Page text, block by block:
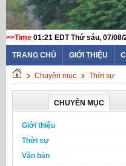
>>Time 01:21 EDT Thứ sáu, 07/08/
TRANG CHỦ GIỚI THIỆU
Chuyên mục Thời sự
CHUYÊN MỤC
Giới thiệu
Thời sự
Văn bản